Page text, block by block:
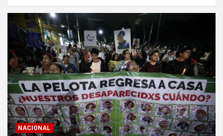
NACIONAL